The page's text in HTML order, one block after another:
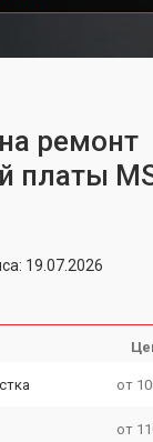
ремонт
платы
19.07.2026
от
от